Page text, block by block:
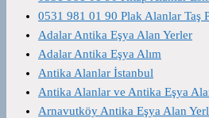
0531 981 01 90 Plak Alanlar Taş
Adalar Antika Eşya Alan Yerler
Adalar Antika Eşya Alım
Antika Alanlar İstanbul
Antika Alanlar ve Antika Eşya
Arnavutköy Antika Eşya Alan